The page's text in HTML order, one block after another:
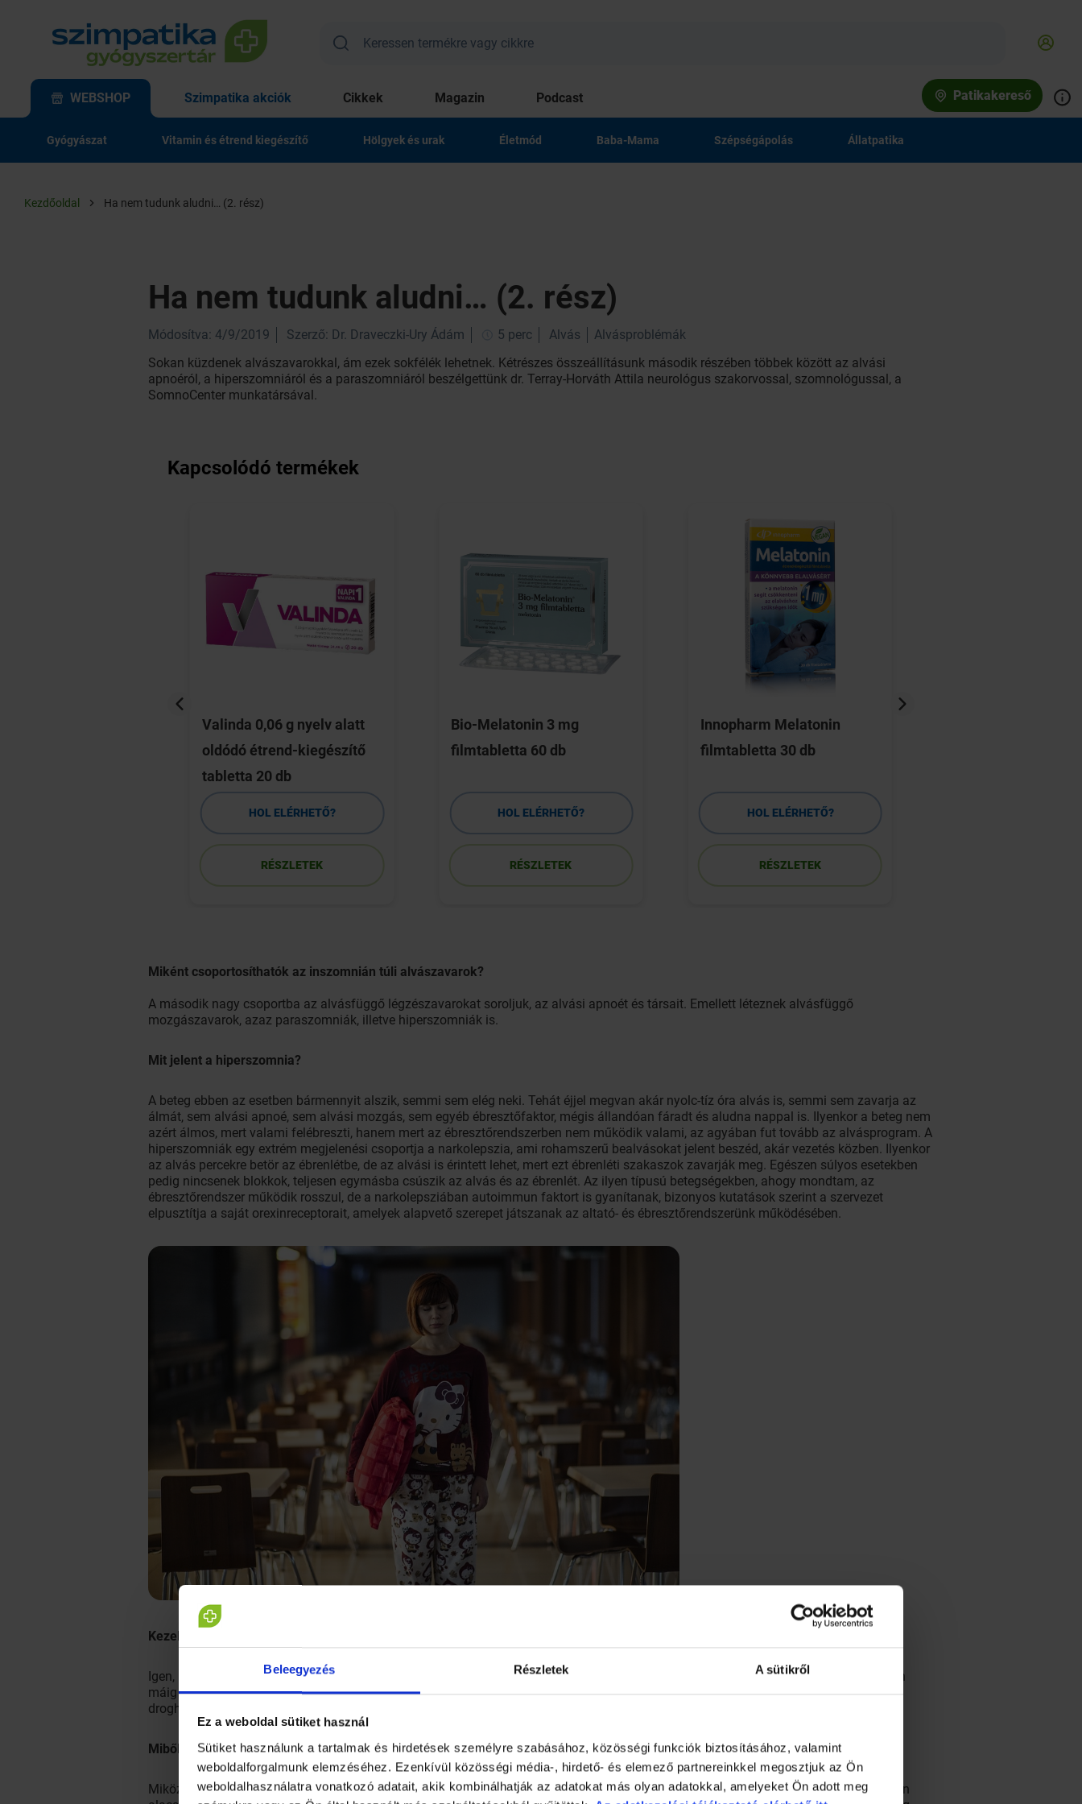
Beleegyezés Részletek A sütikről
Ez a weboldal sütiket használ
Sütiket használunk a tartalmak és hirdetések személyre szabásához, közösségi funkciók biztosításához, valamint
weboldalforgalmunk elemzéséhez. Ezenkívül közösségi média-, hirdető- és elemező partnereinkkel megosztjuk az Ön
weboldalhasználatra vonatkozó adatait, akik kombinálhatják az adatokat más olyan adatokkal, amelyeket Ön adott meg
WEBSHOP Szimpatika akciók Cikkek Magazin Podcast Patikakereső
Gyógyászat Vitamin és étrend kiegészítő Hölgyek és urak Életmód Baba-Mama Szépségápolás Állatpatika
Kezdőoldal Ha nem tudunk aludni… (2. rész)
Ha nem tudunk aludni… (2. rész)
Módosítva: 4/9/2019 Szerző: Dr. Draveczki-Ury Ádám 5 perc Alvás
Alvásproblémák
Sokan küzdenek alvászavarokkal, ám ezek sokfélék lehetnek. Kétrészes összeállításunk második részében többek között az alvási
apnoéról, a hiperszomniáról és a paraszomniáról beszélgettünk dr. Terray-Horváth Attila neurológus szakorvossal, szomnológussal, a
SomnoCenter munkatársával.
Kapcsolódó termékek
Valinda 0,06 g nyelv alatt
oldódó étrend-kiegészítő
tabletta 20 db
HOL ELÉRHETŐ?
RÉSZLETEK
Bio-Melatonin 3 mg
filmtabletta 60 db
HOL ELÉRHETŐ?
RÉSZLETEK
Innopharm Melatonin
filmtabletta 30 db
HOL ELÉRHETŐ?
RÉSZLETEK
Miként csoportosíthatók az inszomnián túli alvászavarok?
A második nagy csoportba az alvásfüggő légzészavarokat soroljuk, az alvási apnoét és társait. Emellett léteznek alvásfüggő
mozgászavarok, azaz paraszomniák, illetve hiperszomniák is.
Mit jelent a hiperszomnia?
A beteg ebben az esetben bármennyit alszik, semmi sem elég neki. Tehát éjjel megvan akár nyolc-tíz óra alvás is, semmi sem zavarja az
álmát, sem alvási apnoé, sem alvási mozgás, sem egyéb ébresztőfaktor, mégis állandóan fáradt és aludna nappal is. Ilyenkor a beteg nem
azért álmos, mert valami felébreszti, hanem mert az ébresztőrendszerben nem működik valami, az agyában fut tovább az alvásprogram. A
hiperszomniák egy extrém megjelenési csoportja a narkolepszia, ami rohamszerű bealvásokat jelent beszéd, akár vezetés közben. Ilyenkor
az alvás percekre betör az ébrenlétbe, de az alvási is érintett lehet, mert ezt ébrenléti szakaszok zavarják meg. Egészen súlyos esetekben
pedig nincsenek blokkok, teljesen egymásba csúszik az alvás és az ébrenlét. Az ilyen típusú betegségekben, ahogy mondtam, az
ébresztőrendszer működik rosszul, de a narkolepsziában autoimmun faktort is gyanítanak, bizonyos kutatások szerint a szervezet
elpusztítja a saját orexinreceptorait, amelyek alapvető szerepet játszanak az altató- és ébresztőrendszerünk működésében.
Kezelhető ez az állapot?
Igen, léteznek rá különböző gyógyszerek, sőt, az amfetamint eleve erre „találták ki”, az viszont szégyen, hogy például Magyarországon
máig ilyen alapúak az elsődlegesen elérhető készítmények az efféle alvászavarokra, miközben sokkal korszerűbb, biztonságos,
droghatástól mentes gyógyszerek is léteznek már. Ilyenek példuál a metilfenidátok.
Miből fakadnak az említett mozgászavarok?
Miközben alszunk, az agyunk normális állapotban „mozizik”: tudatos, aktív gátlással kikapcsolja a mozgást, az izomtónusunk nagyon